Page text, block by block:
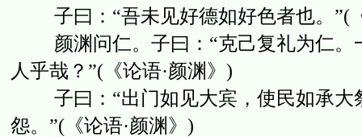
子曰：“吾未见好德如好色者也。”(
颜渊问仁。子曰：“克己复礼为仁。
人乎哉？”(《论语·颜渊》)
子曰：“出门如见大宾，使民如承大
怨。”(《论语·颜渊》)